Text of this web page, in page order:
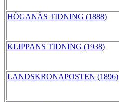
HÖGANÄS TIDNING (1888)
KLIPPANS TIDNING (1938)
LANDSKRONAPOSTEN (1896)